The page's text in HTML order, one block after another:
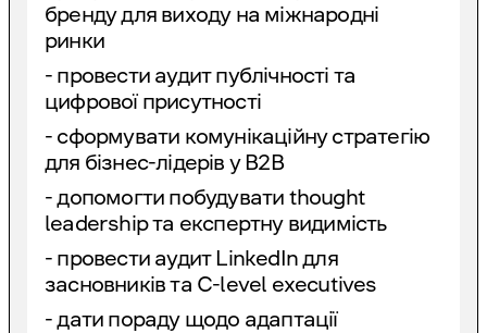
бренду для виходу на міжнародні
ринки
- провести аудит публічності та
цифрової присутності
- сформувати комунікаційну стратегію
для бізнес-лідерів у B2B
- допомогти побудувати thought
leadership та експертну видимість
- провести аудит LinkedIn для
засновників та C-level executives
- дати пораду щодо адаптації